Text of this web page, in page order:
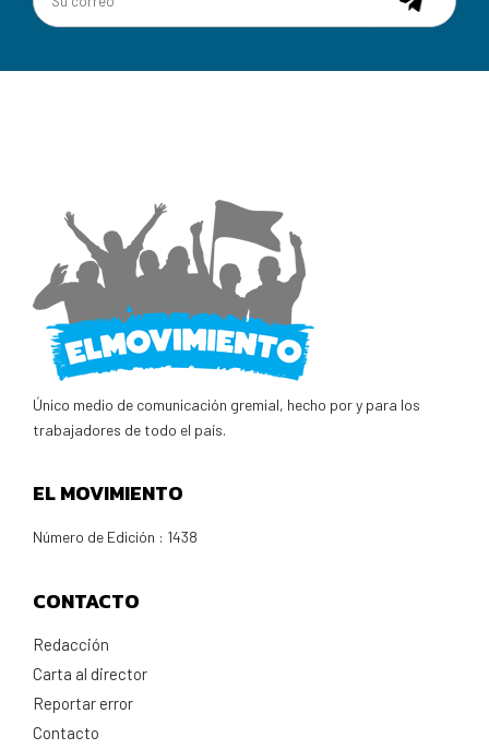
Único medio de comunicación gremial, hecho por y para los
trabajadores de todo el país.
EL MOVIMIENTO
Número de Edición : 1438
CONTACTO
Redacción
Carta al director
Reportar error
Contacto